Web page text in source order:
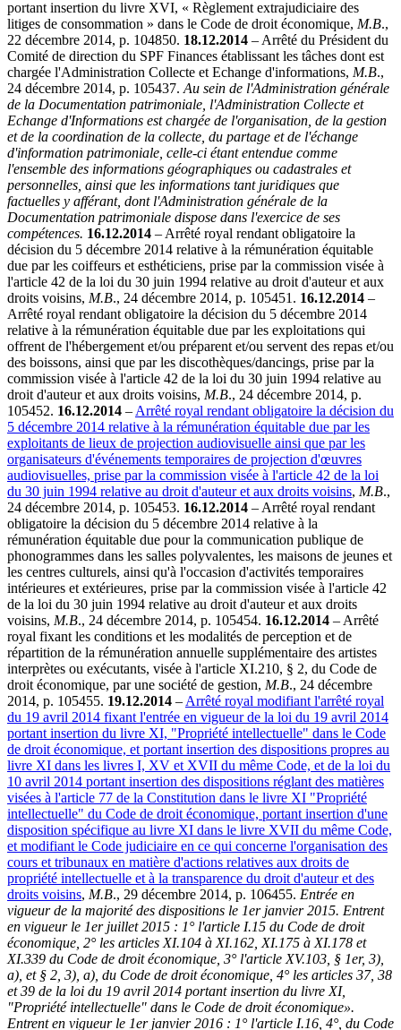
portant insertion du livre XVI, « Règlement extrajudiciaire des
litiges de consommation » dans le Code de droit économique, M.B.,
22 décembre 2014, p. 104850. 18.12.2014 – Arrêté du Président du
Comité de direction du SPF Finances établissant les tâches dont est
chargée l'Administration Collecte et Echange d'informations, M.B.,
24 décembre 2014, p. 105437. Au sein de l'Administration générale
de la Documentation patrimoniale, l'Administration Collecte et
Echange d'Informations est chargée de l'organisation, de la gestion
et de la coordination de la collecte, du partage et de l'échange
d'information patrimoniale, celle-ci étant entendue comme
l'ensemble des informations géographiques ou cadastrales et
personnelles, ainsi que les informations tant juridiques que
factuelles y afférant, dont l'Administration générale de la
Documentation patrimoniale dispose dans l'exercice de ses
compétences. 16.12.2014 – Arrêté royal rendant obligatoire la
décision du 5 décembre 2014 relative à la rémunération équitable
due par les coiffeurs et esthéticiens, prise par la commission visée à
l'article 42 de la loi du 30 juin 1994 relative au droit d'auteur et aux
droits voisins, M.B., 24 décembre 2014, p. 105451. 16.12.2014 –
Arrêté royal rendant obligatoire la décision du 5 décembre 2014
relative à la rémunération équitable due par les exploitations qui
offrent de l'hébergement et/ou préparent et/ou servent des repas et/ou
des boissons, ainsi que par les discothèques/dancings, prise par la
commission visée à l'article 42 de la loi du 30 juin 1994 relative au
droit d'auteur et aux droits voisins, M.B., 24 décembre 2014, p.
105452. 16.12.2014 – Arrêté royal rendant obligatoire la décision du
5 décembre 2014 relative à la rémunération équitable due par les
exploitants de lieux de projection audiovisuelle ainsi que par les
organisateurs d'événements temporaires de projection d'œuvres
audiovisuelles, prise par la commission visée à l'article 42 de la loi
du 30 juin 1994 relative au droit d'auteur et aux droits voisins, M.B.,
24 décembre 2014, p. 105453. 16.12.2014 – Arrêté royal rendant
obligatoire la décision du 5 décembre 2014 relative à la
rémunération équitable due pour la communication publique de
phonogrammes dans les salles polyvalentes, les maisons de jeunes et
les centres culturels, ainsi qu'à l'occasion d'activités temporaires
intérieures et extérieures, prise par la commission visée à l'article 42
de la loi du 30 juin 1994 relative au droit d'auteur et aux droits
voisins, M.B., 24 décembre 2014, p. 105454. 16.12.2014 – Arrêté
royal fixant les conditions et les modalités de perception et de
répartition de la rémunération annuelle supplémentaire des artistes
interprètes ou exécutants, visée à l'article XI.210, § 2, du Code de
droit économique, par une société de gestion, M.B., 24 décembre
2014, p. 105455. 19.12.2014 – Arrêté royal modifiant l'arrêté royal
du 19 avril 2014 fixant l'entrée en vigueur de la loi du 19 avril 2014
portant insertion du livre XI, "Propriété intellectuelle" dans le Code
de droit économique, et portant insertion des dispositions propres au
livre XI dans les livres I, XV et XVII du même Code, et de la loi du
10 avril 2014 portant insertion des dispositions réglant des matières
visées à l'article 77 de la Constitution dans le livre XI "Propriété
intellectuelle" du Code de droit économique, portant insertion d'une
disposition spécifique au livre XI dans le livre XVII du même Code,
et modifiant le Code judiciaire en ce qui concerne l'organisation des
cours et tribunaux en matière d'actions relatives aux droits de
propriété intellectuelle et à la transparence du droit d'auteur et des
droits voisins, M.B., 29 décembre 2014, p. 106455. Entrée en
vigueur de la majorité des dispositions le 1er janvier 2015. Entrent
en vigueur le 1er juillet 2015 : 1° l'article I.15 du Code de droit
économique, 2° les articles XI.104 à XI.162, XI.175 à XI.178 et
XI.339 du Code de droit économique, 3° l'article XV.103, § 1er, 3),
a), et § 2, 3), a), du Code de droit économique, 4° les articles 37, 38
et 39 de la loi du 19 avril 2014 portant insertion du livre XI,
"Propriété intellectuelle" dans le Code de droit économique».
Entrent en vigueur le 1er janvier 2016 : 1° l'article I.16, 4°, du Code